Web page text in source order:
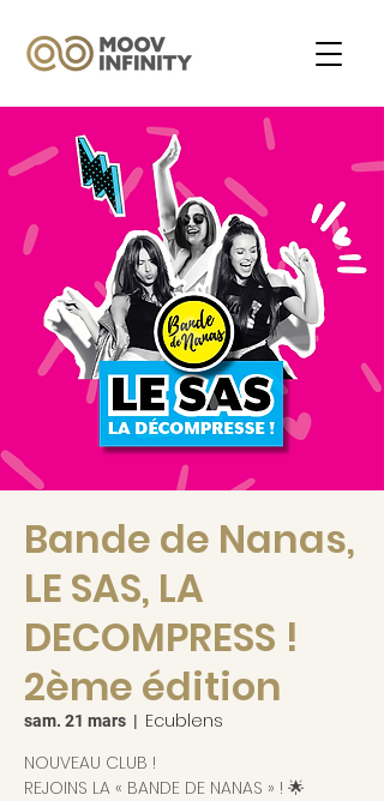
Bande de Nanas,
LE SAS, LA
DECOMPRESS !
2ème édition
sam. 21 mars
  |
Ecublens
NOUVEAU CLUB !
REJOINS LA « BANDE DE NANAS » ! 🌟